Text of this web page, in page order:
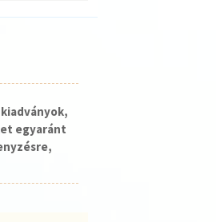
egyaránt